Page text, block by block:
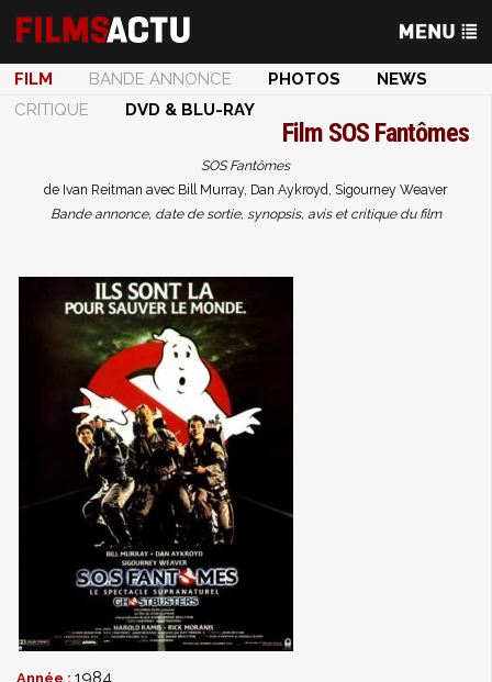
FILM BANDE ANNONCE PHOTOS
NEWS
CRITIQUE
DVD & BLU-RAY
Film SOS Fantômes
SOS Fantômes
de Ivan Reitman avec Bill Murray, Dan Aykroyd, Sigourney Weaver
Bande annonce, date de sortie, synopsis, avis et critique du film
Année : 1984